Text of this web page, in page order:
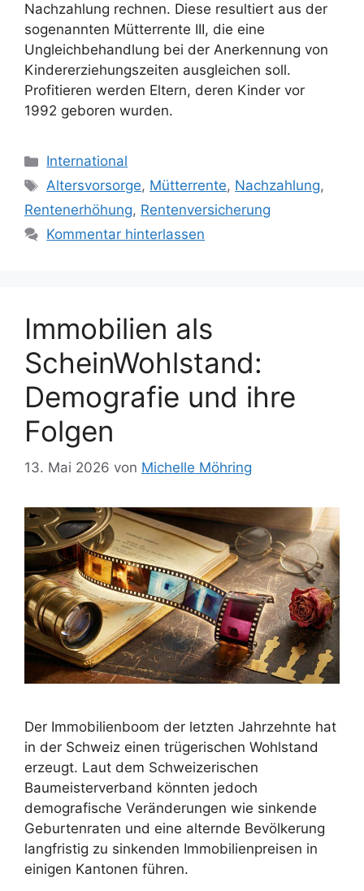
Nachzahlung rechnen. Diese resultiert aus der
sogenannten Mütterrente III, die eine
Ungleichbehandlung bei der Anerkennung von
Kindererziehungszeiten ausgleichen soll.
Profitieren werden Eltern, deren Kinder vor
1992 geboren wurden.
Kategorien
International
Schlagwörter
Altersvorsorge, Mütterrente, Nachzahlung,
Rentenerhöhung, Rentenversicherung
Kommentar hinterlassen
Immobilien als
ScheinWohlstand:
Demografie und ihre
Folgen
13. Mai 2026 von Michelle Möhring
Der Immobilienboom der letzten Jahrzehnte hat
in der Schweiz einen trügerischen Wohlstand
erzeugt. Laut dem Schweizerischen
Baumeisterverband könnten jedoch
demografische Veränderungen wie sinkende
Geburtenraten und eine alternde Bevölkerung
langfristig zu sinkenden Immobilienpreisen in
einigen Kantonen führen.